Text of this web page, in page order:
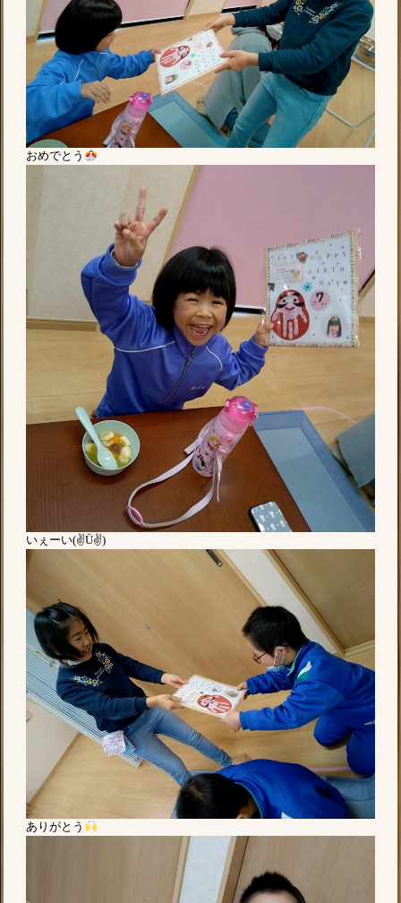
おめでとう
いぇーい(✌Ü✌)
ありがとう